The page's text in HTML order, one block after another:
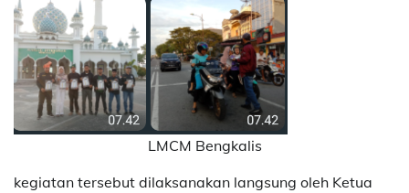
LMCM Bengkalis
kegiatan tersebut dilaksanakan langsung oleh Ketua